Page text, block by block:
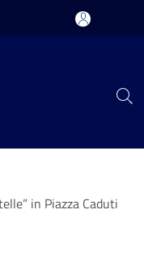
in Piazza Caduti